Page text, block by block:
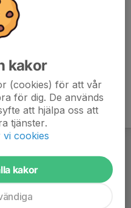
kakor
(cookies) för att vår
för dig. De används
att hjälpa oss att
tjänster.
vi cookies
kakor